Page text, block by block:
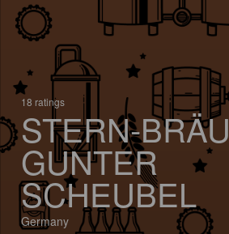
18 ratings
STERN-BRÄU
GUNTER
SCHEUBEL
Germany